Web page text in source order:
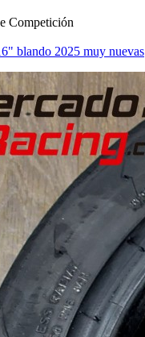
Competición
blando 2025 muy nuevas